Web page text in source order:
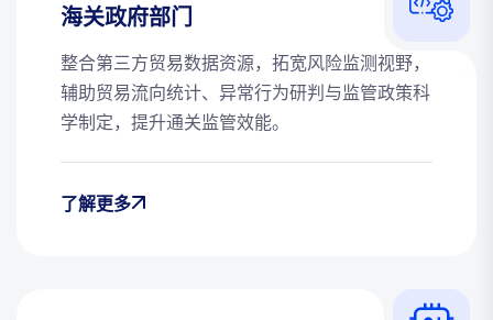
海关政府部门
整合第三方贸易数据资源，拓宽风险监测视野，
辅助贸易流向统计、异常行为研判与监管政策科
学制定，提升通关监管效能。
了解更多